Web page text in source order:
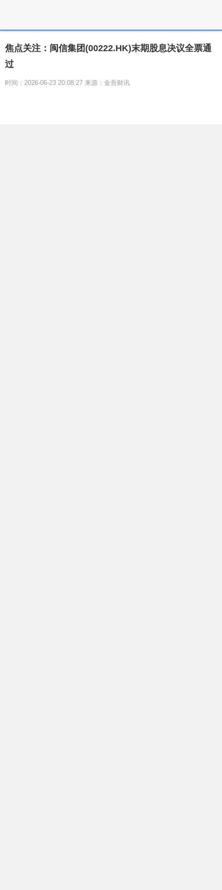
焦点关注：闽信集团(00222.HK)末期股息决议全票通
过
时间：2026-06-23 20:08:27 来源：金吾财讯